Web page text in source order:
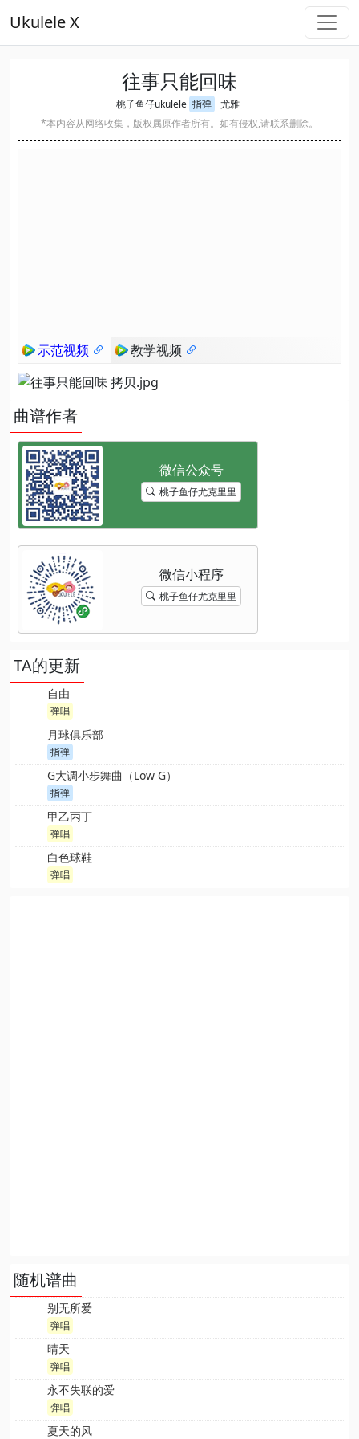
Ukulele X
往事只能回味
桃子鱼仔ukulele 指弹
尤雅
*本内容从网络收集，版权属原作者所有。如有侵权,请联系删除。
示范视频 教学视频
曲谱作者
桃子鱼仔尤克里里
桃子鱼仔尤克里里
TA的更新
自由
弹唱
月球俱乐部
指弹
G大调小步舞曲（Low G）
指弹
甲乙丙丁
弹唱
白色球鞋
弹唱
随机谱曲
别无所爱
弹唱
晴天
弹唱
永不失联的爱
弹唱
夏天的风